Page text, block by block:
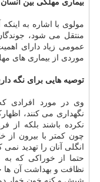
بیماری مهلكی بین انسان
مولوی با اشاره به
منتقل می شود،
عمومی زیاد دارای
موردی از بیماری های
توصیه هایی برای نگه
وی در مورد افرادی
نگهداری می كنند،
نكرده باشند بلكه از
چون كمتر با بیرون از
انگلی آنان را تهدید
حتما از خوراكی كه
نظافت و بهداشت آن ها
شپش و كنه خون خوار